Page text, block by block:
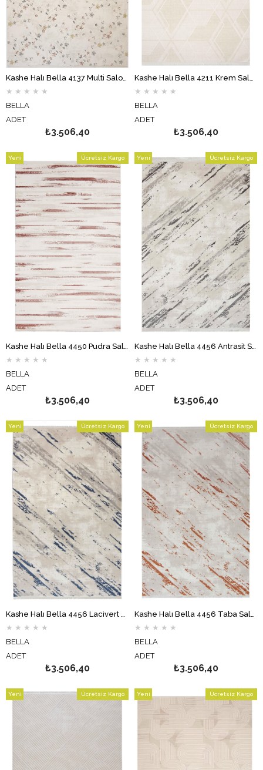
Kashe Halı Bella 4137 Multi Salon Halısı Oturma Odası Halısı Koridor Halısı Mutfak Halısı Modern Makine Halısı
★ ★ ★ ★ ★
BELLA
ADET
₺3.506,40
Kashe Halı Bella 4211 Krem Salon Halısı Oturma Odası Halısı Koridor Halısı Mutfak Halısı Modern Makine Halısı
★ ★ ★ ★ ★
BELLA
ADET
₺3.506,40
★ ★ ★ ★ ★
BELLA
ADET
₺3.506,40
Ücretsiz Kargo
Yeni
★ ★ ★ ★ ★
BELLA
ADET
₺3.506,40
Ücretsiz Kargo
Yeni
Ürün
Kashe Halı Bella 4456 Lacivert Salon Halısı Oturma Odası Halısı Koridor Halısı Mutfak Halısı Modern Makine Halısı
★ ★ ★ ★ ★
BELLA
ADET
₺3.506,40
Ücretsiz Kargo
Yeni
Ürün
Kashe Halı Bella 4456 Taba Salon Halısı Oturma Odası Halısı Koridor Halısı Mutfak Halısı Modern Makine Halısı
★ ★ ★ ★ ★
BELLA
ADET
₺3.506,40
Ücretsiz Kargo
Yeni
Ürün
Ücretsiz Kargo
Yeni
Ücretsiz Kargo
Yeni